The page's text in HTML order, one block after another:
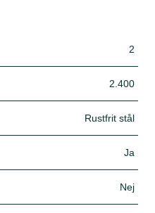
2
2.400
Rustfrit stål
Ja
Nej